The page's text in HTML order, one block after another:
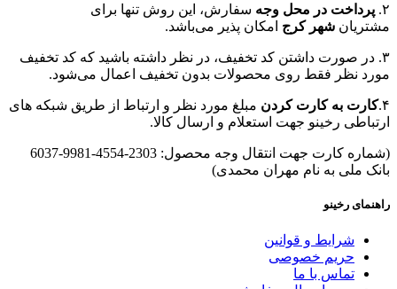
۲. پرداخت در محل وجه سفارش، این روش تنها برای
مشتریان شهر کرج امکان پذیر می‌باشد.
۳. در صورت داشتن کد تخفیف، در نظر داشته باشید که کد تخفیف
مورد نظر فقط روی محصولات بدون تخفیف اعمال می‌شود.
۴. کارت به کارت کردن مبلغ مورد نظر و ارتباط از طریق شبکه های
ارتباطی رخینو جهت استعلام و ارسال کالا.
(شماره کارت جهت انتقال وجه محصول: 2303-4554-9981-6037
بانک ملی به نام مهران محمدی)
راهنمای رخینو
شرایط و قوانین
حریم خصوصی
تماس با ما